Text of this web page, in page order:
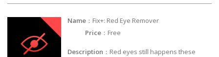
Name ：Fix+: Red Eye Remover
Price ：Free
Description ：Red eyes still happens these